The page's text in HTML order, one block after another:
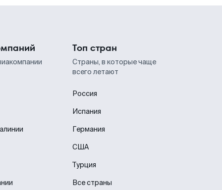
Топ стран
Страны, в которые чаще
всего летают
Россия
Испания
Германия
США
Турция
Все страны